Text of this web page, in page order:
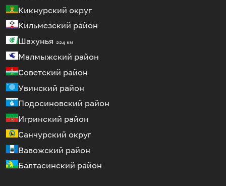
Кикнурский округ
Кильмезский район
Шахунья 224 км
Малмыжский район
Советский район
Увинский район
Подосиновский район
Игринский район
Санчурский округ
Вавожский район
Балтасинский район